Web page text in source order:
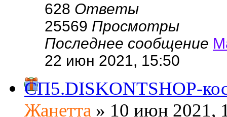
628 Ответы
25569 Просмотры
Последнее сообщение
22 июн 2021, 15:50
СП5.DISKONTSHOP-
Жанетта » 10 июн 2021,